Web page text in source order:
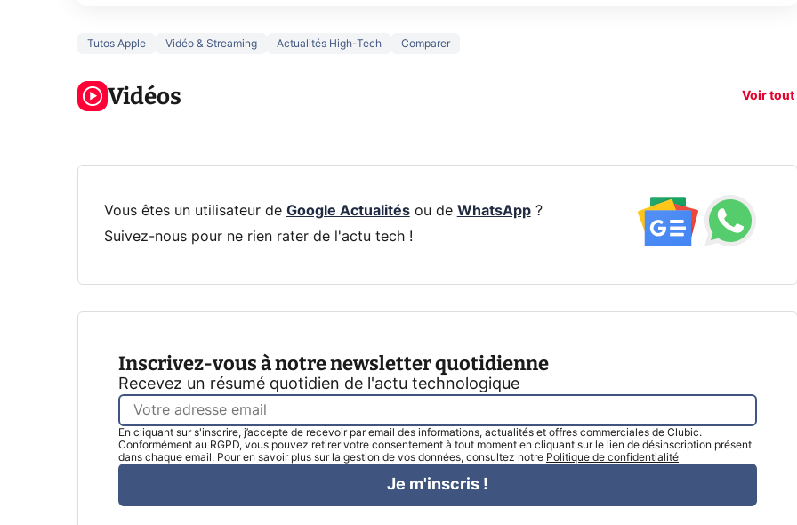
Tutos Apple Vidéo & Streaming Actualités High-Tech Comparer
Vidéos Voir tout
5 générations
la prochaine
Xbox !
Ce que vous
Vous êtes un utilisateur de Google Actualitésou de WhatsApp?
Suivez-nous pour ne rien rater de l'actu tech !
Inscrivez-vous à notre newsletter quotidienne
Recevez un résumé quotidien de l'actu technologique
En cliquant sur s'inscrire, j’accepte de recevoir par email des informations, actualités et offres commerciales de Clubic.
Conformément au RGPD, vous pouvez retirer votre consentement à tout moment en cliquant sur le lien de désinscription présent
dans chaque email. Pour en savoir plus sur la gestion de vos données, consultez notre Politique de confidentialité
Je m'inscris !